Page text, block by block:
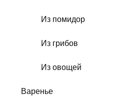
Из помидор
Из грибов
Из овощей
Варенье